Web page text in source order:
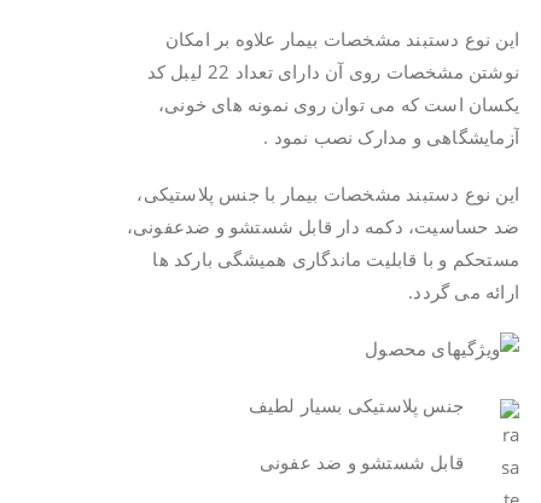
این نوع دستبند مشخصات بیمار علاوه بر امکان
نوشتن مشخصات روی آن دارای تعداد 22 لیبل کد
یکسان است که می توان روی نمونه های خونی،
آزمایشگاهی و مدارک نصب نمود .
این نوع دستبند مشخصات بیمار با جنس پلاستیکی،
ضد حساسیت، دکمه دار قابل شستشو و ضدعفونی،
مستحکم و با قابلیت ماندگاری همیشگی بارکد ها
ارائه می گردد.
جنس پلاستیکی بسیار لطیف
قابل شستشو و ضد عفونی